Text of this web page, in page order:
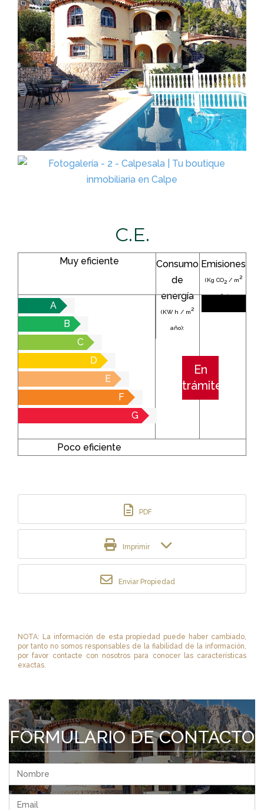
C.E.
Muy eficiente
Consumo
de
energía
(KW h / m2
año):
Emisiones
(Kg CO2/ m2
año):
A
B
C
D
E
F
G
Poco eficiente
En
trámite
PDF
Imprimir
Enviar Propiedad
NOTA: La información de esta propiedad puede haber cambiado,
por tanto no somos responsables de la fiabilidad de la información,
por favor contacte con nosotros para conocer las características
exactas.
FORMULARIO DE CONTACTO